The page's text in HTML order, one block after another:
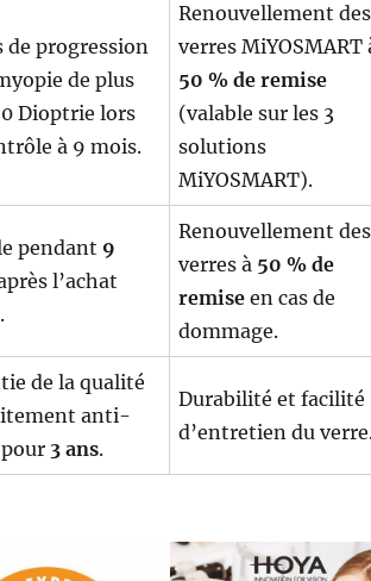
de progression
de plus
Dioptrie lors
à 9 mois.
Renouvellement des
verres MiYOSMART
50 % de remise
(valable sur les 3
solutions
MiYOSMART).
pendant 9
l’achat
Renouvellement des
verres à 50 % de
remiseen cas de
dommage.
de la qualité
anti-
3 ans.
Durabilité et facilité
d’entretien du